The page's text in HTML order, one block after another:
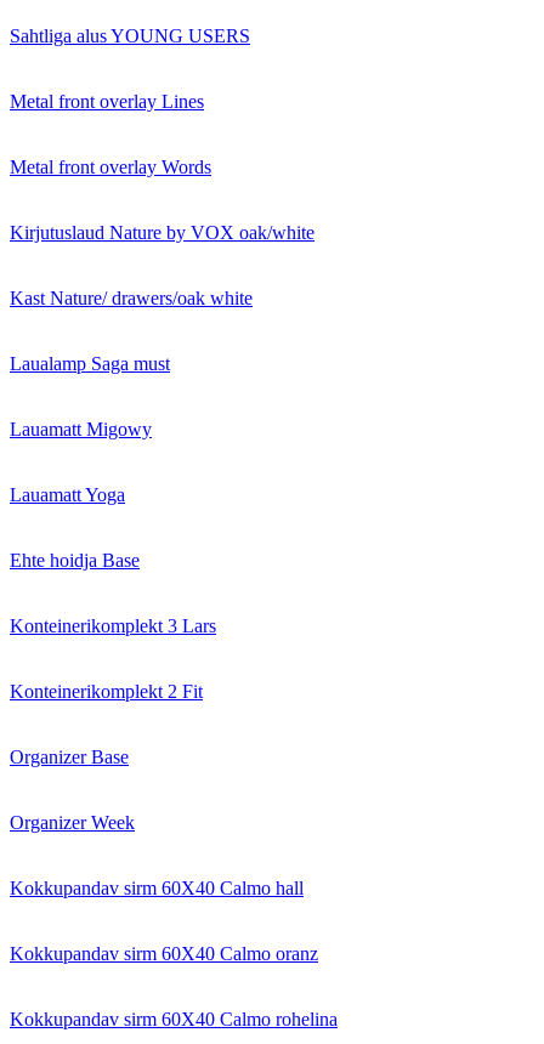
Sahtliga alus YOUNG USERS
Metal front overlay Lines
Metal front overlay Words
Kirjutuslaud Nature by VOX oak/white
Kast Nature/ drawers/oak white
Laualamp Saga must
Lauamatt Migowy
Lauamatt Yoga
Ehte hoidja Base
Konteinerikomplekt 3 Lars
Konteinerikomplekt 2 Fit
Organizer Base
Organizer Week
Kokkupandav sirm 60X40 Calmo hall
Kokkupandav sirm 60X40 Calmo oranz
Kokkupandav sirm 60X40 Calmo rohelina